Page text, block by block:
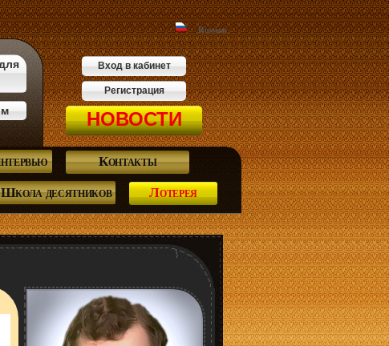
Вход в кабинет
Регистрация
НОВОСТИ
Russian
Контакты
Школа десятников Лотерея